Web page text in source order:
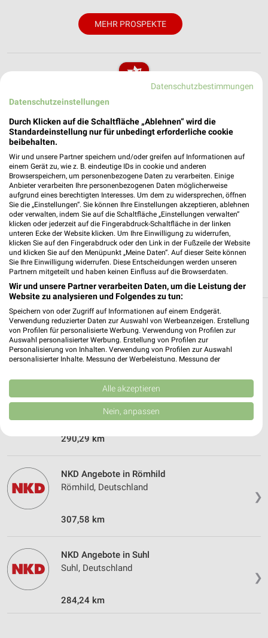
MEHR PROSPEKTE
weekli - Prospekte & Angebote App
Alle NKD Angebote immer griffbereit – mit der kostenlosen
✔Standortgenaue Angebote
✔Folge deinem Lieblingshändler
✔Push-Benachrichtigungen bei neuen Prospekten
✔Einkaufsliste - Einkauf stressfrei planen
JETZT LADEN UND SPAREN!
Weitere NKD Geschäfte mit Angeboten in
und um Hildburghausen
5 Geschäfte und Orte
❯
NKD Angebote in Eisfeld
Eisfeld, Deutschland
290,29 km
❯
NKD Angebote in Römhild
Römhild, Deutschland
307,58 km
❯
NKD Angebote in Suhl
Suhl, Deutschland
284,24 km
Datenschutzbestimmungen
Datenschutzeinstellungen
Durch Klicken auf die Schaltfläche „Ablehnen“ wird die
Standardeinstellung nur für unbedingt erforderliche cookie
beibehalten.
Wir und unsere Partner speichern und/oder greifen auf Informationen auf
einem Gerät zu, wie z. B. eindeutige IDs in cookie und anderen
Browserspeichern, um personenbezogene Daten zu verarbeiten. Einige
Anbieter verarbeiten Ihre personenbezogenen Daten möglicherweise
aufgrund eines berechtigten Interesses. Um dem zu widersprechen, öffnen
Sie die „Einstellungen“. Sie können Ihre Einstellungen akzeptieren, ablehnen
oder verwalten, indem Sie auf die Schaltfläche „Einstellungen verwalten“
klicken oder jederzeit auf die Fingerabdruck-Schaltfläche in der linken
unteren Ecke der Website klicken. Um Ihre Einwilligung zu widerrufen,
klicken Sie auf den Fingerabdruck oder den Link in der Fußzeile der Website
und klicken Sie auf den Menüpunkt „Meine Daten“. Auf dieser Seite können
Sie Ihre Einwilligung widerrufen. Diese Entscheidungen werden unseren
Partnern mitgeteilt und haben keinen Einfluss auf die Browserdaten.
Wir und unsere Partner verarbeiten Daten, um die Leistung der
Website zu analysieren und Folgendes zu tun:
Speichern von oder Zugriff auf Informationen auf einem Endgerät.
Verwendung reduzierter Daten zur Auswahl von Werbeanzeigen. Erstellung
von Profilen für personalisierte Werbung. Verwendung von Profilen zur
Auswahl personalisierter Werbung. Erstellung von Profilen zur
Personalisierung von Inhalten. Verwendung von Profilen zur Auswahl
personalisierter Inhalte. Messung der Werbeleistung. Messung der
Kombinationen von Daten aus verschiedenen Quellen. Entwicklung und
Verbesserung der Angebote. Verwendung reduzierter Daten zur Auswahl
von Inhalten.
Daten können außerhalb der Europäischen Union weitergegeben und in die
Website/App.
Wir nutzen Ihre Daten für folgende Zwecke:
IAB-Verarbeitungszwecke:
Speichern von oder Zugriff auf Informationen
auf einem Endgerät
Werbeanzeigen
Erstellung von Profilen für personalisierte
Werbung
Verwendung von Profilen zur Auswahl
Alle akzeptieren
Nein, anpassen